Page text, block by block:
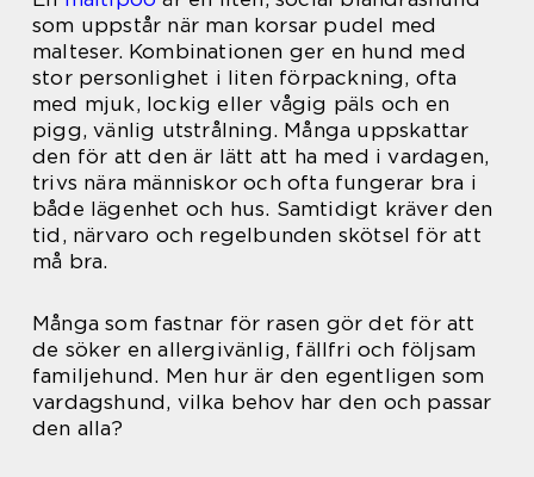
som uppstår när man korsar pudel med
malteser. Kombinationen ger en hund med
stor personlighet i liten förpackning, ofta
med mjuk, lockig eller vågig päls och en
pigg, vänlig utstrålning. Många uppskattar
den för att den är lätt att ha med i vardagen,
trivs nära människor och ofta fungerar bra i
både lägenhet och hus. Samtidigt kräver den
tid, närvaro och regelbunden skötsel för att
må bra.
Många som fastnar för rasen gör det för att
de söker en allergivänlig, fällfri och följsam
familjehund. Men hur är den egentligen som
vardagshund, vilka behov har den och passar
den alla?